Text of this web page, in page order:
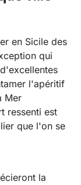
en Sicile des
qui
l'apéritif
Mer
ressenti est
que l'on se
la